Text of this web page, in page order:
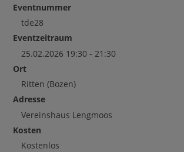
Eventnummer
tde28
Eventzeitraum
25.02.2026 19:30 - 21:30
Ort
Ritten (Bozen)
Adresse
Vereinshaus Lengmoos
Kosten
Kostenlos